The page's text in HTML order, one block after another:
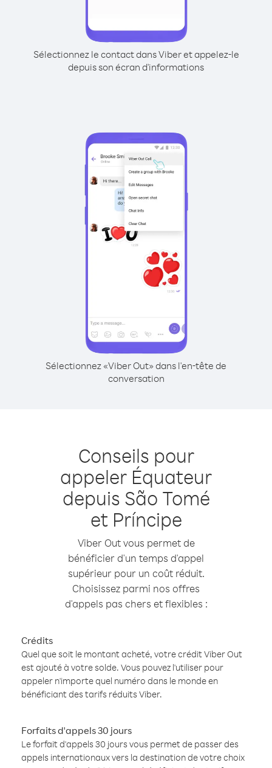
Sélectionnez le contact dans Viber et appelez-le
depuis son écran d'informations
Sélectionnez «Viber Out» dans l'en-tête de
conversation
Conseils pour
appeler Équateur
depuis São Tomé
et Príncipe
Viber Out vous permet de
bénéficier d'un temps d'appel
supérieur pour un coût réduit.
Choisissez parmi nos offres
d'appels pas chers et flexibles :
Crédits
Quel que soit le montant acheté, votre crédit Viber Out
est ajouté à votre solde. Vous pouvez l'utiliser pour
appeler n'importe quel numéro dans le monde en
bénéficiant des tarifs réduits Viber.
Forfaits d'appels 30 jours
Le forfait d'appels 30 jours vous permet de passer des
appels internationaux vers la destination de votre choix